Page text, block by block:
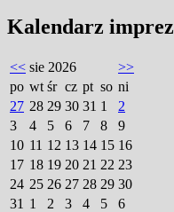
Kalendarz imprez
<< sie 2026
>>
po wt śr cz pt so ni
27 28 29 30 31 1
2
3
4 5 6 7 8
9
10 11 12 13 14 15 16
17 18 19 20 21 22 23
24 25 26 27 28 29 30
31 1 2 3 4 5 6